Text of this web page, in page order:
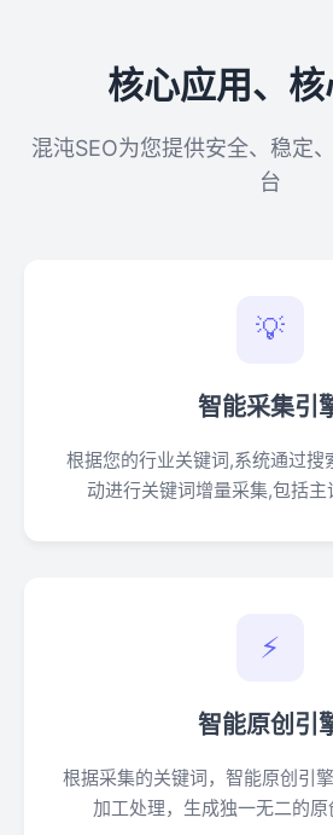
核心应用、
混沌SEO为您提供安全、稳定
台
💡
智能采集引
根据您的行业关键词,系统通过搜
动进行关键词增量采集,包括主
⚡
智能原创引
根据采集的关键词，智能原创引
加工处理，生成独一无二的原